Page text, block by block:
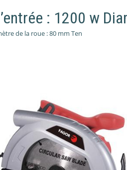
: 1200 w
de la roue : 80 mm Ten